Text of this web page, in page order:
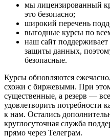
мы лицензированный
это безопасно;
широкий перечень
выгодные курсы по
наш сайт
защиты данных,
безопасные.
Курсы обновляются
схожи с биржевыми. При
существенные, а резерв —
удовлетворить потребности
к нам. Остались
круглосуточная служба
прямо через Телеграм.